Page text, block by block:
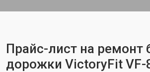
Прайс-лист на ремонт
дорожки VictoryFit VF-